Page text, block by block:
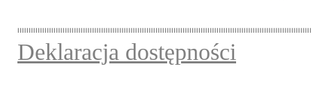
Deklaracja dostępności